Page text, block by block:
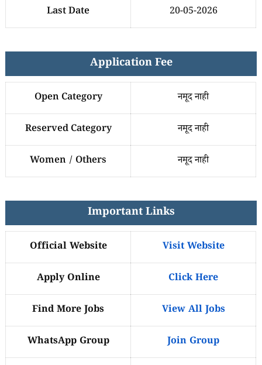
Last Date 20-05-2026
Application Fee
Open Category नमूद नाही
Reserved Category नमूद नाही
Women / Others नमूद नाही
Important Links
Official Website Visit Website
Apply Online Click Here
Find More Jobs View All Jobs
WhatsApp Group Join Group